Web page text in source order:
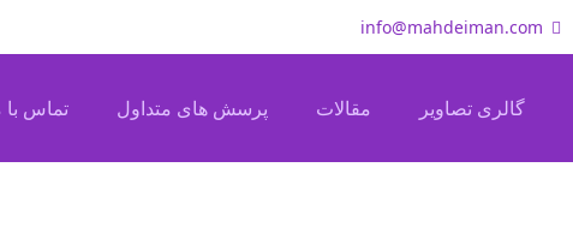
info@mahdeiman.com
گالری تصاویر مقالات پرسش های متداول تماس با